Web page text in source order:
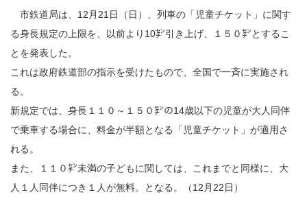
市鉄道局は、12月21日（日）、列車の「児童チケット」に関す
る身長規定の上限を、以前より10㌢引き上げ、１５０㌢とするこ
とを発表した。
これは政府鉄道部の指示を受けたもので、全国で一斉に実施され
る。
新規定では、身長１１０～１５０㌢の14歳以下の児童が大人同伴
で乗車する場合に、料金が半額となる「児童チケット」が適用さ
れる。
また、１１０㌢未満の子どもに関しては、これまでと同様に、大
人１人同伴につき１人が無料。となる。（12月22日）